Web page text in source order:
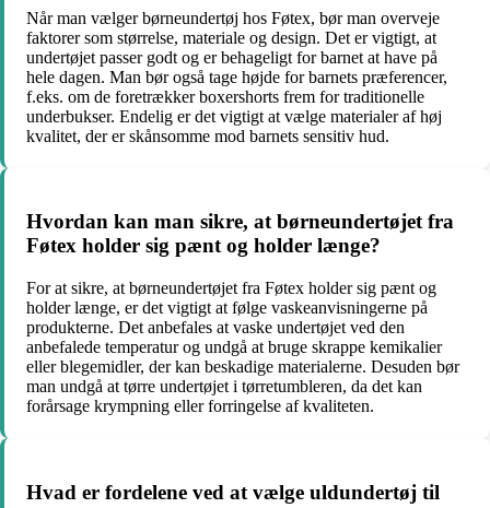
Når man vælger børneundertøj hos Føtex, bør man overveje
faktorer som størrelse, materiale og design. Det er vigtigt, at
undertøjet passer godt og er behageligt for barnet at have på
hele dagen. Man bør også tage højde for barnets præferencer,
f.eks. om de foretrækker boxershorts frem for traditionelle
underbukser. Endelig er det vigtigt at vælge materialer af høj
kvalitet, der er skånsomme mod barnets sensitiv hud.
Hvordan kan man sikre, at børneundertøjet fra
Føtex holder sig pænt og holder længe?
For at sikre, at børneundertøjet fra Føtex holder sig pænt og
holder længe, er det vigtigt at følge vaskeanvisningerne på
produkterne. Det anbefales at vaske undertøjet ved den
anbefalede temperatur og undgå at bruge skrappe kemikalier
eller blegemidler, der kan beskadige materialerne. Desuden bør
man undgå at tørre undertøjet i tørretumbleren, da det kan
forårsage krympning eller forringelse af kvaliteten.
Hvad er fordelene ved at vælge uldundertøj til